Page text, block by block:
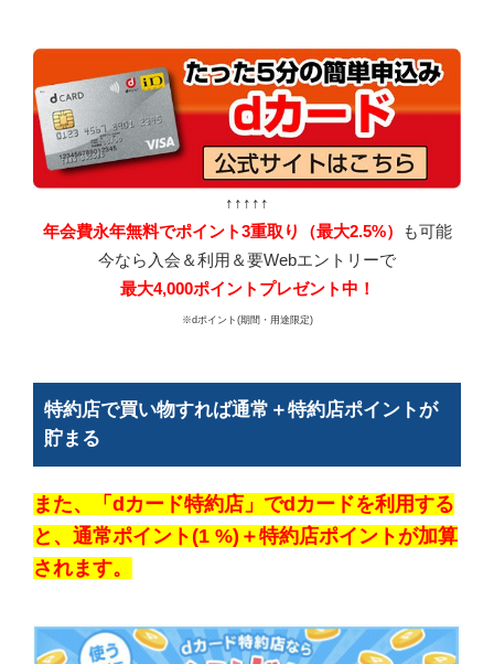
↑↑↑↑↑
年会費永年無料でポイント3重取り（最大2.5%）
も可能
今なら入会＆利用＆要Webエントリーで
最大4,000ポイントプレゼント中！
※dポイント(期間・用途限定)
特約店で買い物すれば通常＋特約店ポイントが
貯まる
また、「dカード特約店」でdカードを利用する
と、通常ポイント(1 %)＋特約店ポイントが加算
されます。